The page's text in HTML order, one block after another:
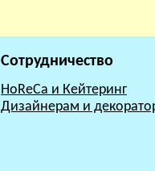
Сотрудничество
HoReCa и Кейтеринг
Дизайнерам и